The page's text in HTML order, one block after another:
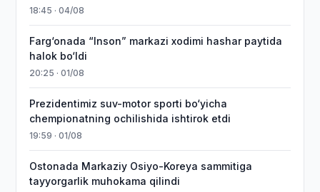
18:45 · 04/08
Farg‘onada “Inson” markazi xodimi hashar paytida
halok bo‘ldi
20:25 · 01/08
Prezidentimiz suv-motor sporti bo‘yicha
chempionatning ochilishida ishtirok etdi
19:59 · 01/08
Ostonada Markaziy Osiyo-Koreya sammitiga
tayyorgarlik muhokama qilindi